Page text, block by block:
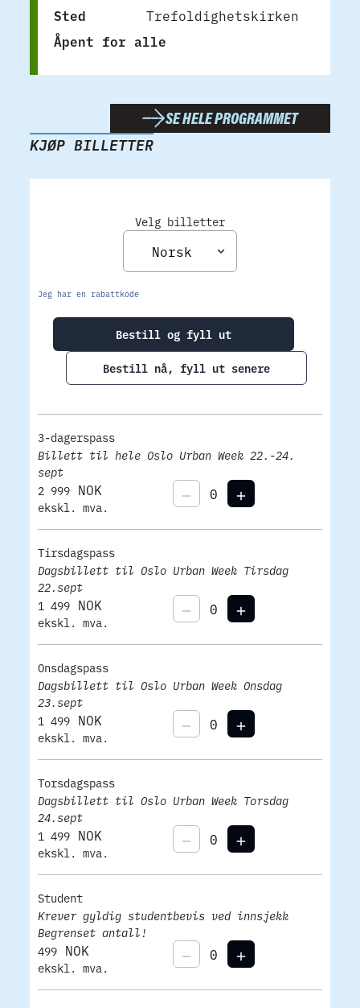
Sted
Trefoldighetskirken
Åpent for alle
SE HELE PROGRAMMET
KJØP BILLETTER
Velg billetter
Jeg har en rabattkode
Bestill og fyll ut
Bestill nå, fyll ut senere
3-dagerspass
Billett til hele Oslo Urban Week 22.-24.
sept
2 999 NOK
ekskl. mva.
Tirsdagspass
Dagsbillett til Oslo Urban Week Tirsdag
22.sept
1 499 NOK
ekskl. mva.
Onsdagspass
Dagsbillett til Oslo Urban Week Onsdag
23.sept
1 499 NOK
ekskl. mva.
Torsdagspass
Dagsbillett til Oslo Urban Week Torsdag
24.sept
1 499 NOK
ekskl. mva.
Student
Krever gyldig studentbevis ved innsjekk
Begrenset antall!
499 NOK
ekskl. mva.